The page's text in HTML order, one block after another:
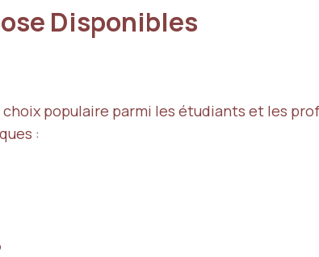
Disponibles
populaire parmi les étudiants et les
: